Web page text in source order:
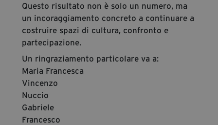
Questo risultato non è solo un numero, ma
un incoraggiamento concreto a continuare a
costruire spazi di cultura, confronto e
partecipazione.
Un ringraziamento particolare va a:
Maria Francesca
Vincenzo
Nuccio
Gabriele
Francesco